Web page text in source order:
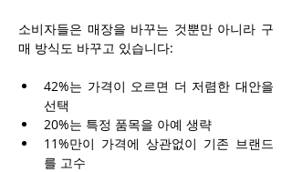
소비자들은 매장을 바꾸는 것뿐만 아니라 구
매 방식도 바꾸고 있습니다:
42%는 가격이 오르면 더 저렴한 대안을
선택
20%는 특정 품목을 아예 생략
11%만이 가격에 상관없이 기존 브랜드
를 고수